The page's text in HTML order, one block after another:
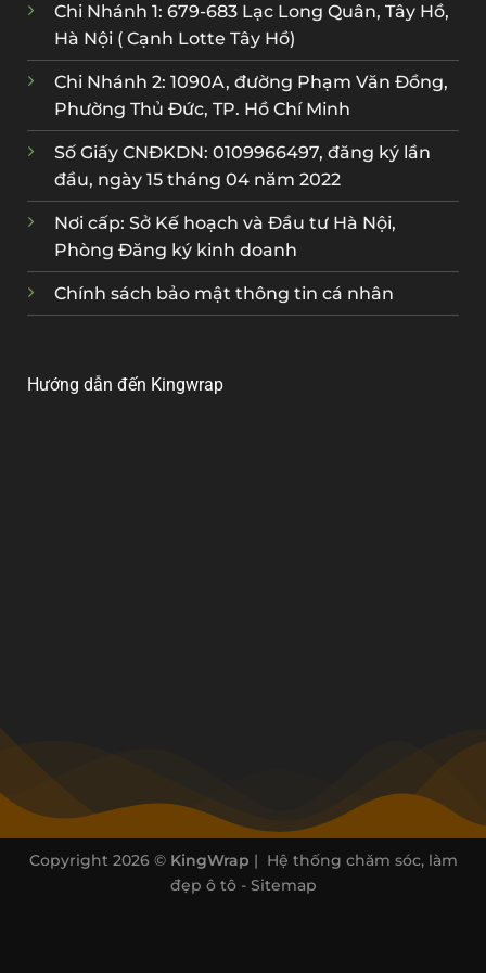
Chi Nhánh 1: 679-683 Lạc Long Quân, Tây Hồ,
Hà Nội ( Cạnh Lotte Tây Hồ)
Chi Nhánh 2: 1090A, đường Phạm Văn Đồng,
Phường Thủ Đức, TP. Hồ Chí Minh
Số Giấy CNĐKDN: 0109966497, đăng ký lần
đầu, ngày 15 tháng 04 năm 2022
Nơi cấp: Sở Kế hoạch và Đầu tư Hà Nội,
Phòng Đăng ký kinh doanh
Chính sách bảo mật thông tin cá nhân
Hướng dẫn đến Kingwrap
Copyright 2026 © KingWrap | Hệ thống chăm sóc, làm
đẹp ô tô - Sitemap